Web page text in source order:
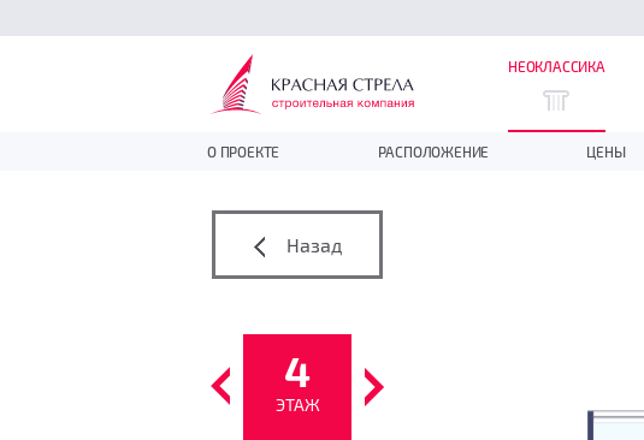
НЕОКЛАССИКА
О ПРОЕКТЕ РАСПОЛОЖЕНИЕ ЦЕНЫ
Назад
4
ЭТАЖ